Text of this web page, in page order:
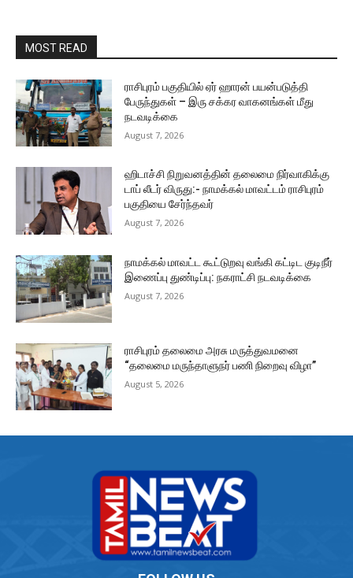
MOST READ
ராசிபுரம் பகுதியில் ஏர் ஹாரன் பயன்படுத்தி
பேருந்துகள் – இரு சக்கர வாகனங்கள் மீது
நடவடிக்கை
August 7, 2026
ஹிடாச்சி நிறுவனத்தின் தலைமை நிர்வாகிக்கு
டாப் லீடர் விருது:- நாமக்கல் மாவட்டம் ராசிபுரம்
பகுதியை சேர்ந்தவர்
August 7, 2026
நாமக்கல் மாவட்ட கூட்டுறவு வங்கி கட்டிட குடிநீர்
இணைப்பு துண்டிப்பு: நகராட்சி நடவடிக்கை
August 7, 2026
ராசிபுரம் தலைமை அரசு மருத்துவமனை
“தலைமை மருந்தாளுநர் பணி நிறைவு விழா”
August 5, 2026